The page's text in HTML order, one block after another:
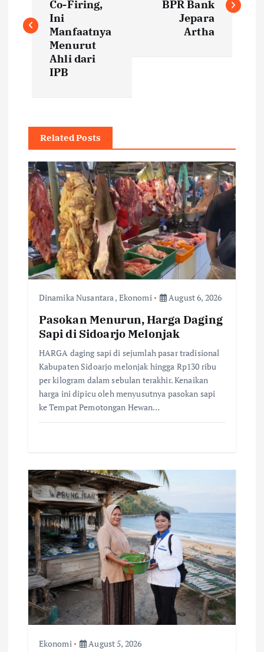
s
g
a
t
Co-Firing,
Ini
Manfaatnya
Menurut
Ahli dari
IPB
BPR Bank
Jepara
Artha
Related Posts
Dinamika Nusantara, Ekonomi August 6, 2026
Pasokan Menurun, Harga Daging
Sapi di Sidoarjo Melonjak
HARGA daging sapi di sejumlah pasar tradisional
Kabupaten Sidoarjo melonjak hingga Rp130 ribu
per kilogram dalam sebulan terakhir. Kenaikan
harga ini dipicu oleh menyusutnya pasokan sapi
ke Tempat Pemotongan Hewan…
Ekonomi August 5, 2026